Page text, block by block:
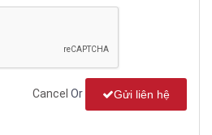
Cancel Or Gửi liên hệ